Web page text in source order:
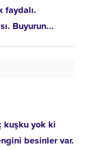
faydalı.
Buyurun...
kuşku yok ki
besinler var.